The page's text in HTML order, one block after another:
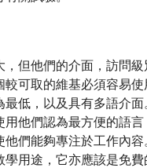
但他們的介面，訪問
可取的維基必須容易
低，以及具有多語介面
他們認為最方便的語
們能夠專注於工作內容
用途，它亦應該是免